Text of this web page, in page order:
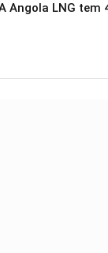
Angola LNG tem